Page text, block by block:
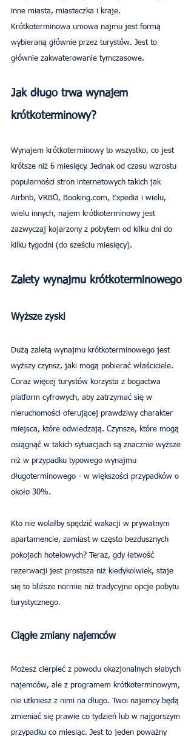
inne miasta, miasteczka i kraje.
Krótkoterminowa umowa najmu jest formą
wybieraną głównie przez turystów. Jest to
głównie zakwaterowanie tymczasowe.
Jak długo trwa wynajem
krótkoterminowy?
Wynajem krótkoterminowy to wszystko, co jest
krótsze niż 6 miesięcy. Jednak od czasu wzrostu
popularności stron internetowych takich jak
Airbnb, VRBO, Booking.com, Expedia i wielu,
wielu innych, najem krótkoterminowy jest
zazwyczaj kojarzony z pobytem od kilku dni do
kilku tygodni (do sześciu miesięcy).
Zalety wynajmu krótkoterminowego
Wyższe zyski
Dużą zaletą wynajmu krótkoterminowego jest
wyższy czynsz, jaki mogą pobierać właściciele.
Coraz więcej turystów korzysta z bogactwa
platform cyfrowych, aby zatrzymać się w
nieruchomości oferującej prawdziwy charakter
miejsca, które odwiedzają. Czynsze, które mogą
osiągnąć w takich sytuacjach są znacznie wyższe
niż w przypadku typowego wynajmu
długoterminowego - w większości przypadków o
około 30%.
Kto nie wolałby spędzić wakacji w prywatnym
apartamencie, zamiast w często bezdusznych
pokojach hotelowych? Teraz, gdy łatwość
rezerwacji jest prostsza niż kiedykolwiek, staje
się to bliższe normie niż tradycyjne opcje pobytu
turystycznego.
Ciągłe zmiany najemców
Możesz cierpieć z powodu okazjonalnych słabych
najemców, ale z programem krótkoterminowym,
nie utkniesz z nimi na długo. Twoi najemcy będą
zmieniać się prawie co tydzień lub w najgorszym
przypadku co miesiąc. Jest to jeden poważny